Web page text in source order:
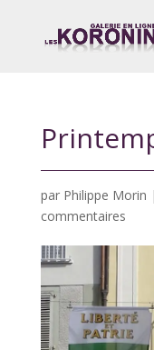
par Philippe Morin |
commentaires